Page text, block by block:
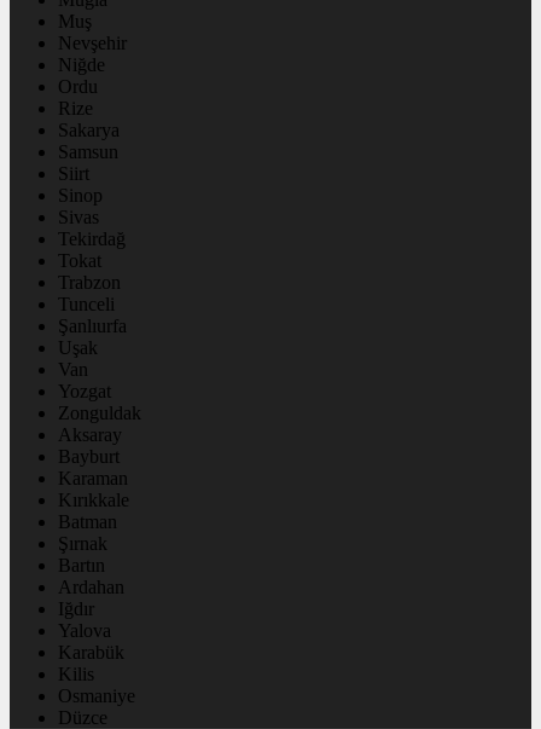
Muş
Nevşehir
Niğde
Ordu
Rize
Sakarya
Samsun
Siirt
Sinop
Sivas
Tekirdağ
Tokat
Trabzon
Tunceli
Şanlıurfa
Uşak
Van
Yozgat
Zonguldak
Aksaray
Bayburt
Karaman
Kırıkkale
Batman
Şırnak
Bartın
Ardahan
Iğdır
Yalova
Karabük
Kilis
Osmaniye
Düzce